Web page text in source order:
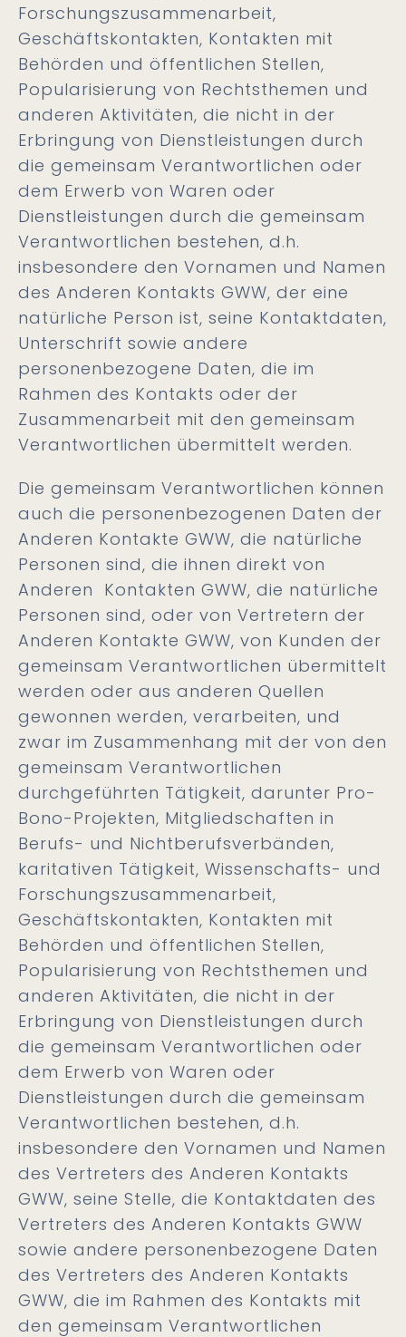
Forschungszusammenarbeit,
Geschäftskontakten, Kontakten mit
Behörden und öffentlichen Stellen,
Popularisierung von Rechtsthemen und
anderen Aktivitäten, die nicht in der
Erbringung von Dienstleistungen durch
die gemeinsam Verantwortlichen oder
dem Erwerb von Waren oder
Dienstleistungen durch die gemeinsam
Verantwortlichen bestehen, d.h.
insbesondere den Vornamen und Namen
des Anderen Kontakts GWW, der eine
natürliche Person ist, seine Kontaktdaten,
Unterschrift sowie andere
personenbezogene Daten, die im
Rahmen des Kontakts oder der
Zusammenarbeit mit den gemeinsam
Verantwortlichen übermittelt werden.
Die gemeinsam Verantwortlichen können
auch die personenbezogenen Daten der
Anderen Kontakte GWW, die natürliche
Personen sind, die ihnen direkt von
Anderen Kontakten GWW, die natürliche
Personen sind, oder von Vertretern der
Anderen Kontakte GWW, von Kunden der
gemeinsam Verantwortlichen übermittelt
werden oder aus anderen Quellen
gewonnen werden, verarbeiten, und
zwar im Zusammenhang mit der von den
gemeinsam Verantwortlichen
durchgeführten Tätigkeit, darunter Pro-
Bono-Projekten, Mitgliedschaften in
Berufs- und Nichtberufsverbänden,
karitativen Tätigkeit, Wissenschafts- und
Forschungszusammenarbeit,
Geschäftskontakten, Kontakten mit
Behörden und öffentlichen Stellen,
Popularisierung von Rechtsthemen und
anderen Aktivitäten, die nicht in der
Erbringung von Dienstleistungen durch
die gemeinsam Verantwortlichen oder
dem Erwerb von Waren oder
Dienstleistungen durch die gemeinsam
Verantwortlichen bestehen, d.h.
insbesondere den Vornamen und Namen
des Vertreters des Anderen Kontakts
GWW, seine Stelle, die Kontaktdaten des
Vertreters des Anderen Kontakts GWW
sowie andere personenbezogene Daten
des Vertreters des Anderen Kontakts
GWW, die im Rahmen des Kontakts mit
den gemeinsam Verantwortlichen